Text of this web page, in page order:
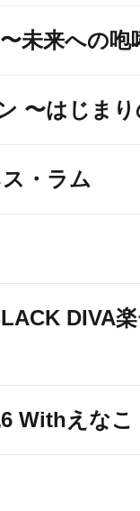
未来への咆
〜はじま
・ラム
DIVA
Withえなこ